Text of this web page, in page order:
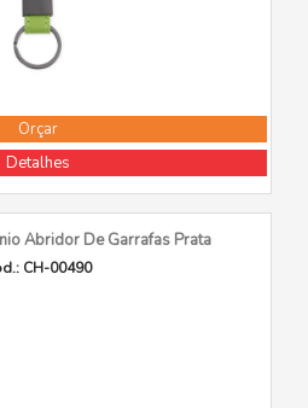
Orçar
Detalhes
Abridor De Garrafas Prata
CH-00490